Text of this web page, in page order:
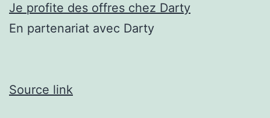
Je profite des offres chez Darty
En partenariat avec Darty
Source link